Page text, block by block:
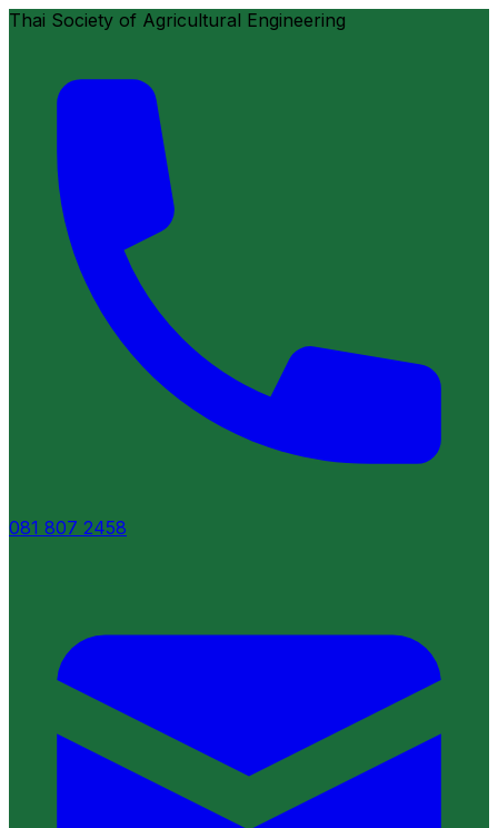
Thai Society of Agricultural Engineering
081 807 2458